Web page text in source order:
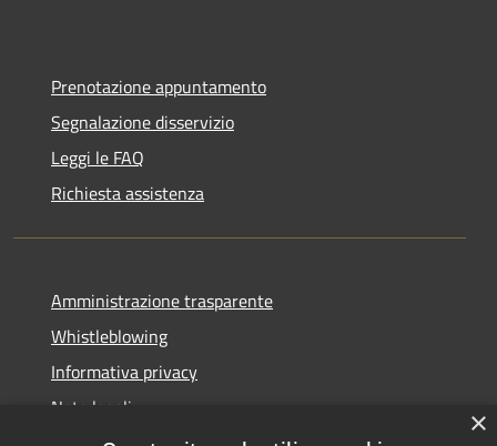
Prenotazione appuntamento
Segnalazione disservizio
Leggi le FAQ
Richiesta assistenza
Amministrazione trasparente
Whistleblowing
Informativa privacy
Note legali
×